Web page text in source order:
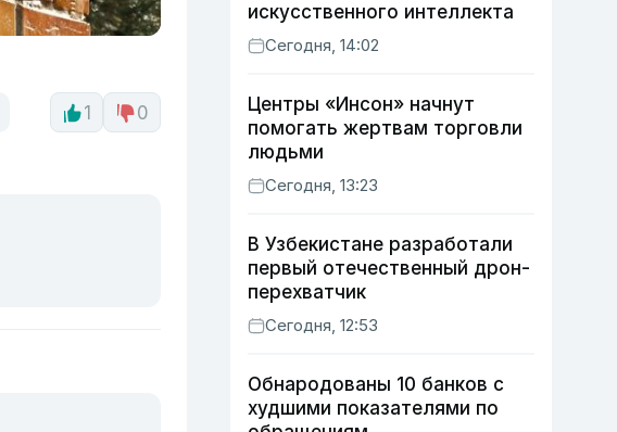
1 0
искусственного интеллекта
Сегодня, 14:02
Центры «Инсон» начнут
помогать жертвам торговли
людьми
Сегодня, 13:23
В Узбекистане разработали
первый отечественный дрон-
перехватчик
Сегодня, 12:53
Обнародованы 10 банков с
худшими показателями по